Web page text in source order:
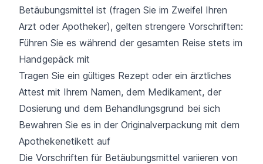
Betäubungsmittel ist (fragen Sie im Zweifel Ihren
Arzt oder Apotheker), gelten strengere Vorschriften:
Führen Sie es während der gesamten Reise stets im
Handgepäck mit
Tragen Sie ein gültiges Rezept oder ein ärztliches
Attest mit Ihrem Namen, dem Medikament, der
Dosierung und dem Behandlungsgrund bei sich
Bewahren Sie es in der Originalverpackung mit dem
Apothekenetikett auf
Die Vorschriften für Betäubungsmittel variieren von